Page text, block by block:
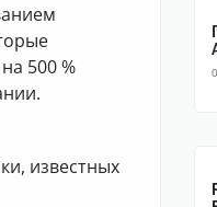
500 %
известных